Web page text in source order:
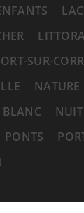
SUR-
NATURE
NUIT
PONTS